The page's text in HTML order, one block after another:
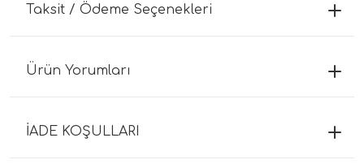
Taksit / Ödeme Seçenekleri
Ürün Yorumları
İADE KOŞULLARI